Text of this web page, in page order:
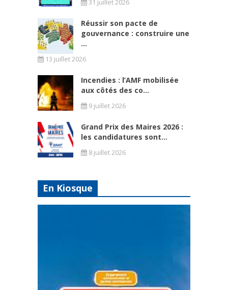
31 juillet 2026
Réussir son pacte de
gouvernance : construire une
...
13 juillet 2026
Incendies : l’AMF mobilisée
aux côtés des co...
9 juillet 2026
Grand Prix des Maires 2026 :
les candidatures sont...
8 juillet 2026
En Kiosque